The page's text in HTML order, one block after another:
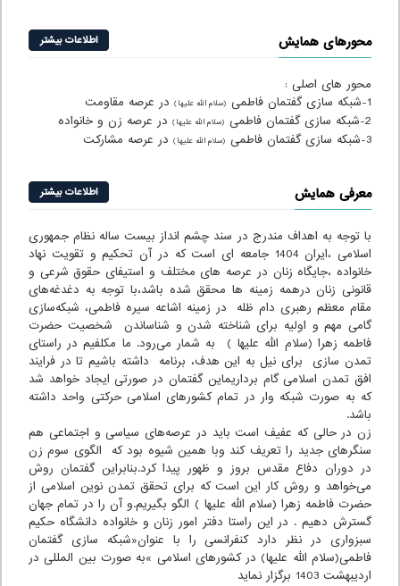
محورهای همایش اطلاعات بیشتر
محور های اصلی :
1-شبکه سازی گفتمان فاطمی
(سلام الله علیها) در عرصه مقاومت
2-شبکه سازی گفتمان فاطمی
(سلام الله علیها) در عرصه زن و خانواده
3-شبکه سازی گفتمان فاطمی
(سلام الله علیها) در عرصه مشارکت
معرفی همایش اطلاعات بیشتر
با توجه به اهداف مندرج در سند چشم انداز بیست ساله نظام جمهوری
اسلامی ،ایران 1404 جامعه ای است که در آن تحکیم و تقویت نهاد
خانواده ،جایگاه زنان در عرصه های مختلف و استیفای حقوق شرعی و
قانونی زنان درهمه زمینه ها محقق شده باشد،با توجه به دغدغه‌های
مقام معظم رهبری دام ظله در زمینه اشاعه سیره فاطمی، شبکه‌سازی
گامی مهم و اولیه برای شناخته شدن و شناساندن شخصیت حضرت
فاطمه زهرا (سلام الله علیها ) به شمار می‌رود. ما مکلفیم در راستای
تمدن سازی برای نیل به این هدف، برنامه داشته باشیم تا در فرایند
افق تمدن اسلامی گام برداریماین گفتمان در صورتی ایجاد خواهد شد
که به صورت شبکه وار در تمام کشورهای اسلامی حرکتی واحد داشته
باشد.
زن در حالی که عفیف است باید در عرصه‌های سیاسی و اجتماعی هم
سنگرهای جدید را تعریف کند وبا همین شیوه بود که الگوی سوم زن
در دوران دفاع مقدس بروز و ظهور پیدا کرد.بنابراین گفتمان روش
می‌خواهد و روش کار این است که برای تحقق تمدن نوین اسلامی از
حضرت فاطمه زهرا (سلام الله علیها ) الگو بگیریم.و آن را در تمام جهان
گسترش دهیم . در این راستا دفتر امور زنان و خانواده دانشگاه حکیم
سبزواری در نظر دارد کنفرانسی را با عنوان«شبکه سازی گفتمان
فاطمی(سلام الله علیها) در کشورهای اسلامی »به صورت بین المللی در
اردیبهشت 1403 برگزار نماید